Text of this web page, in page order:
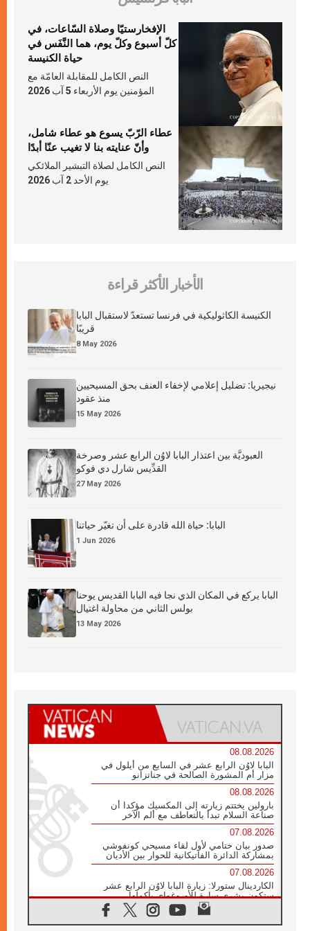
الإفخارستيّا وصلاة السّاعات، في
كلّ أسبوع وكلّ يوم، هما النَّفَس في
حياة الكنيسة
النص الكامل للمقابلة العامّة مع
المؤمنين يوم الأربعاء 5 آب 2026
عطاء الرّبّ يسوع هو عطاء شامل،
وأنّ عنايته بنا لا تغيب عنّا أبدًا
النص الكامل لصلاة التبشير الملائكي
يوم الأحد 2 آب 2026
الأخبار الأكثر قراءة
الكنيسة الكاثوليكية في فرنسا تستعدّ لاستقبال البابا
قريبًا
8 May 2026
نيجيريا: تضليل إعلامي لإخفاء العنف بحق المسيحيين
منذ عقود
15 May 2026
العبوديَّة بين اعتذار البابا لاوُن الرابع عشر وصرخة
القدِّيس شارل دي فوكو
27 May 2026
البابا: حياة الله قادرة على أن تغيّر حياتنا
1 Jun 2026
البابا يركع في المكان الذي نجا فيه البابا القديس يوحنا
بولس الثاني من محاولة اغتيال
13 May 2026
08.08.2026
البابا لاوُن الرابع عشر في السابع من أيلول في
مزار أم المشورة الصالحة في جناتزانو
08.08.2026
بارولين يختتم زيارته إلى المكسيك مؤكدا أن
صناعة السلام تبدأ بالتعاطف مع ألم الآخر
07.08.2026
صدور بيان ختامي لأول لقاء مسيحي كونفوشي
بمشاركة الدائرة الفاتيكانية للحوار بين الأديان
07.08.2026
الكاردينال ستورلا: زيارة البابا لاوُن الرابع عشر
ستكون بشرى سارة للأوروغواي بأكملها
الفاتيكان يعلن برنامج الزيارة الرسولية للبابا لاوُن